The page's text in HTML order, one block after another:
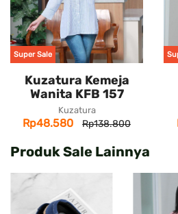
Super Sale
Kuzatura Kemeja
Wanita KFB 157
Kuzatura
Rp48.580 Rp138.800
Produk Sale Lainnya